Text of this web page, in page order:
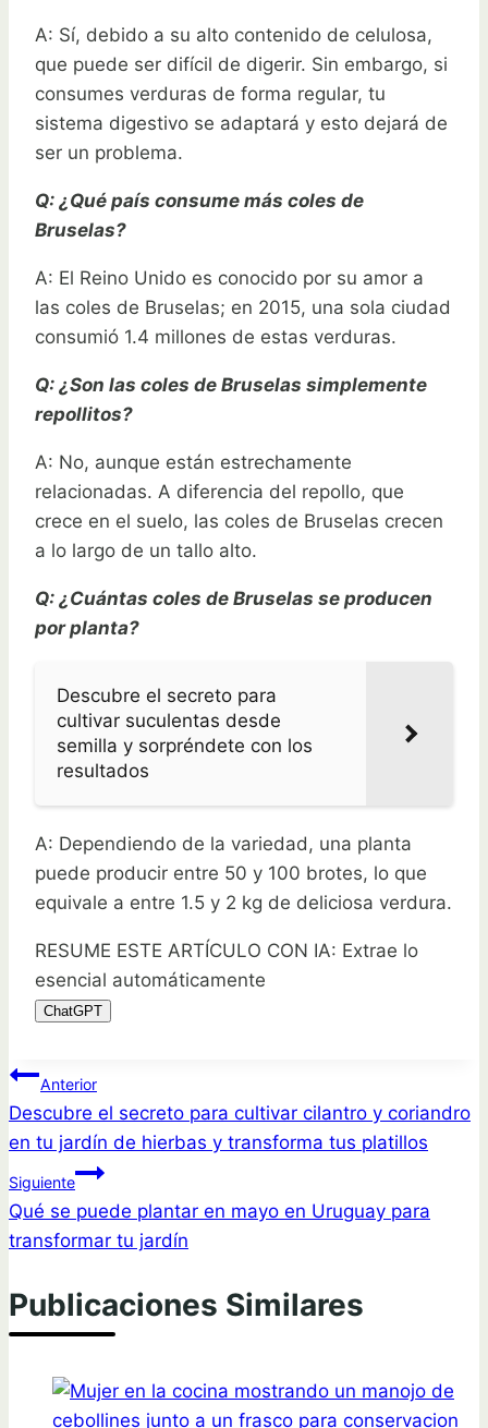
A: Sí, debido a su alto contenido de celulosa,
que puede ser difícil de digerir. Sin embargo, si
consumes verduras de forma regular, tu
sistema digestivo se adaptará y esto dejará de
ser un problema.
Q: ¿Qué país consume más coles de
Bruselas?
A: El Reino Unido es conocido por su amor a
las coles de Bruselas; en 2015, una sola ciudad
consumió 1.4 millones de estas verduras.
Q: ¿Son las coles de Bruselas simplemente
repollitos?
A: No, aunque están estrechamente
relacionadas. A diferencia del repollo, que
crece en el suelo, las coles de Bruselas crecen
a lo largo de un tallo alto.
Q: ¿Cuántas coles de Bruselas se producen
por planta?
Descubre el secreto para
cultivar suculentas desde
semilla y sorpréndete con los
resultados
A: Dependiendo de la variedad, una planta
puede producir entre 50 y 100 brotes, lo que
equivale a entre 1.5 y 2 kg de deliciosa verdura.
RESUME ESTE ARTÍCULO CON IA: Extrae lo
esencial automáticamente
ChatGPT
Navegación
de
entradas
Anterior
Descubre el secreto para cultivar cilantro y coriandro
en tu jardín de hierbas y transforma tus platillos
Siguiente
Qué se puede plantar en mayo en Uruguay para
transformar tu jardín
Publicaciones Similares